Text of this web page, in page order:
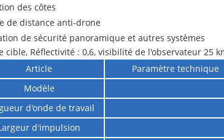
des côtes
de distance anti-drone
de sécurité panoramique et autres systèmes
cible, Réflectivité : 0,6, visibilité de l'observateur 25
Article
Paramètre technique
Modèle
d'onde de travail
d'impulsion